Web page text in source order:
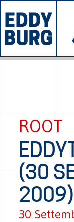
ROOT
(30
2009)
30